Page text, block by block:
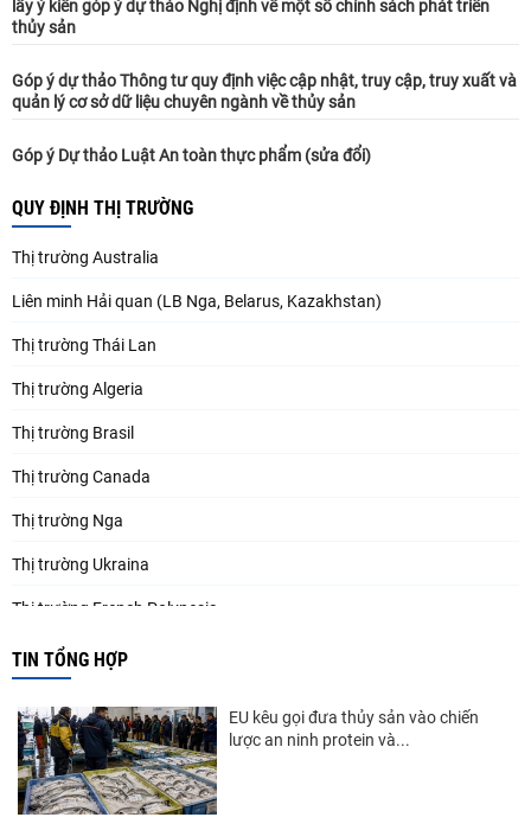
lấy ý kiến góp ý dự thảo Nghị định về một số chính sách phát triển
thủy sản
Góp ý dự thảo Thông tư quy định việc cập nhật, truy cập, truy xuất và
quản lý cơ sở dữ liệu chuyên ngành về thủy sản
Góp ý Dự thảo Luật An toàn thực phẩm (sửa đổi)
QUY ĐỊNH THỊ TRƯỜNG
Thị trường Australia
Liên minh Hải quan (LB Nga, Belarus, Kazakhstan)
Thị trường Thái Lan
Thị trường Algeria
Thị trường Brasil
Thị trường Canada
Thị trường Nga
Thị trường Ukraina
Thị trường French Polynesia
Thị trường Trung Quốc
Thị trường New Zealand
Thị trường Đài Loan
TIN TỔNG HỢP
EU kêu gọi đưa thủy sản vào chiến
lược an ninh protein và...